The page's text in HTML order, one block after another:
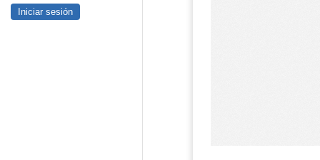
Iniciar sesión